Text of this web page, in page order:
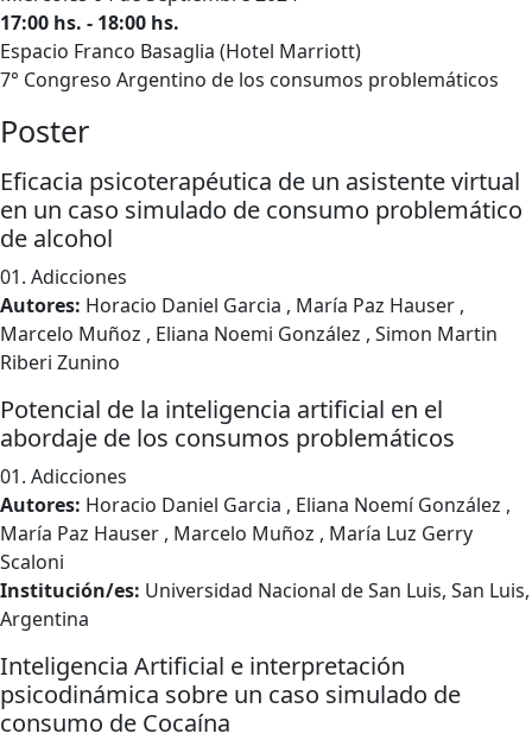
17:00 hs. - 18:00 hs.
Espacio Franco Basaglia (Hotel Marriott)
7° Congreso Argentino de los consumos problemáticos
Poster
Eficacia psicoterapéutica de un asistente virtual
en un caso simulado de consumo problemático
de alcohol
01. Adicciones
Autores: Horacio Daniel Garcia , María Paz Hauser ,
Marcelo Muñoz , Eliana Noemi González , Simon Martin
Riberi Zunino
Potencial de la inteligencia artificial en el
abordaje de los consumos problemáticos
01. Adicciones
Autores: Horacio Daniel Garcia , Eliana Noemí González ,
María Paz Hauser , Marcelo Muñoz , María Luz Gerry
Scaloni
Institución/es: Universidad Nacional de San Luis, San Luis,
Argentina
Inteligencia Artificial e interpretación
psicodinámica sobre un caso simulado de
consumo de Cocaína